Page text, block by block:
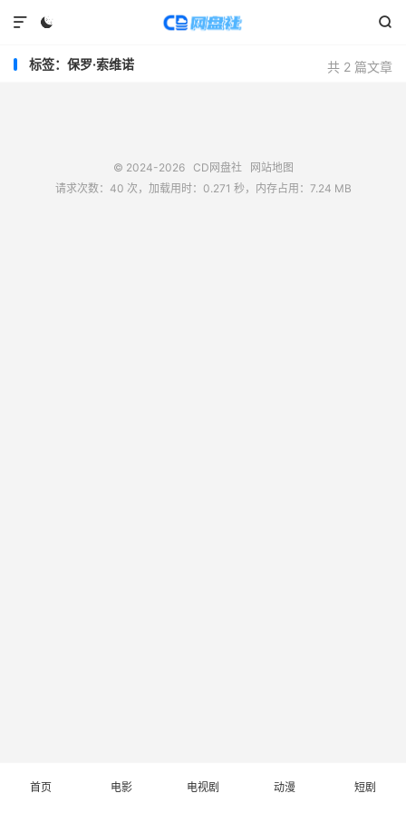
 

共 2 篇文章
标签：保罗·索维诺
© 2024-2026 CD网盘社
网站地图
请求次数：40 次，加载用时：0.271 秒，内存占用：7.24 MB
首页 电影 电视剧 动漫 短剧